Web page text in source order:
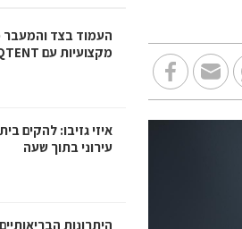
העמוד בצד והמעבר
מקצועיות עם QTENT
איזי גזיבו: להקים
עירוני בתוך שעה
היתרונות